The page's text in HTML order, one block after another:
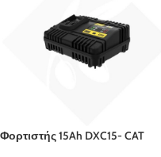
Φορτιστής 15Ah DXC15- CAT